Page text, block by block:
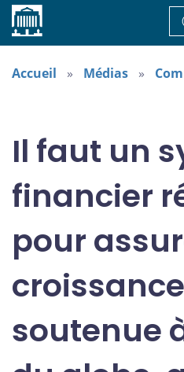
Accueil
Accueil Médias
Il faut un
financier
pour
croissance
soutenue